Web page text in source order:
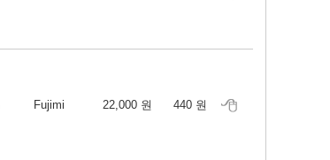
Fujimi 22,000 원 440 원